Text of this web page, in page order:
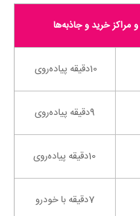
خرید و جاذبه‌ها
10دقیقه پیاده‌روی
9دقیقه پیاده‌روی
10دقیقه پیاده‌روی
7دقیقه با خودرو